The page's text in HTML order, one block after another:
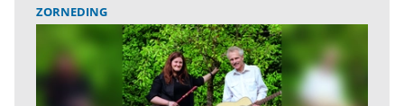
ZORNEDING